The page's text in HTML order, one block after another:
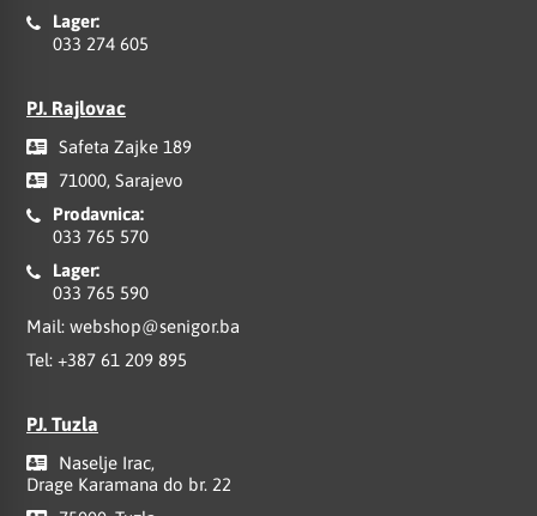
Lager:
033 274 605
PJ. Rajlovac
Safeta Zajke 189
71000, Sarajevo
Prodavnica:
033 765 570
Lager:
033 765 590
Mail: webshop@senigor.ba
Tel: +387 61 209 895
PJ. Tuzla
Naselje Irac,
Drage Karamana do br. 22